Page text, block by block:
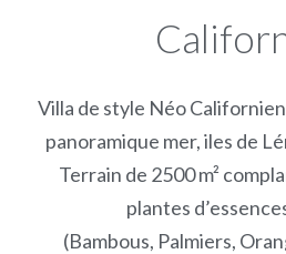
Villa de style Néo
panoramique mer, iles de
Terrain de 2500 m²
plantes
(Bambous, Palmiers,